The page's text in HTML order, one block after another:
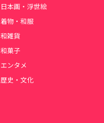
日本画・浮世絵
着物・和服
和雑貨
和菓子
エンタメ
歴史・文化